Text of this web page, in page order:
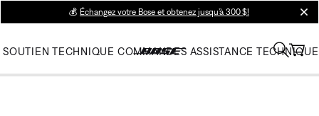
💰 Échangez votre Bose et obtenez jusqu’à 300 $!
SOUTIEN TECHNIQUE COMMANDES ASSISTANCE TECHNIQUE